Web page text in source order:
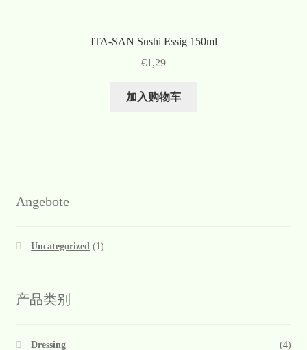
ITA-SAN Sushi Essig 150ml
€1,29
加入购物车
Angebote
Uncategorized (1)
产品类别
Dressing (4)